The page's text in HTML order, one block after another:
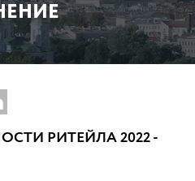
РИТЕЙЛА 2022 -